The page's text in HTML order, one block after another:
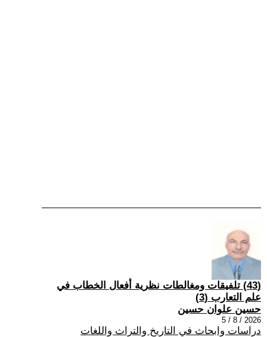
(43) تلفيقات ومغالطات نظرية أفعال الخطاب في
علم التعارب (3)
حسين علوان حسين
2026 / 8 / 5
دراسات وابحاث في التاريخ والتراث واللغات